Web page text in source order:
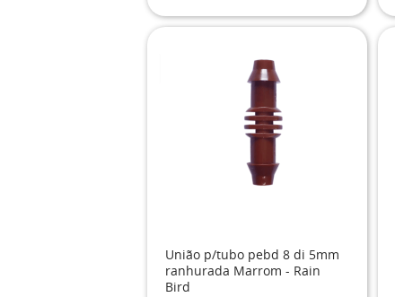
União p/tubo pebd 8 di 5mm
ranhurada Marrom - Rain
Bird